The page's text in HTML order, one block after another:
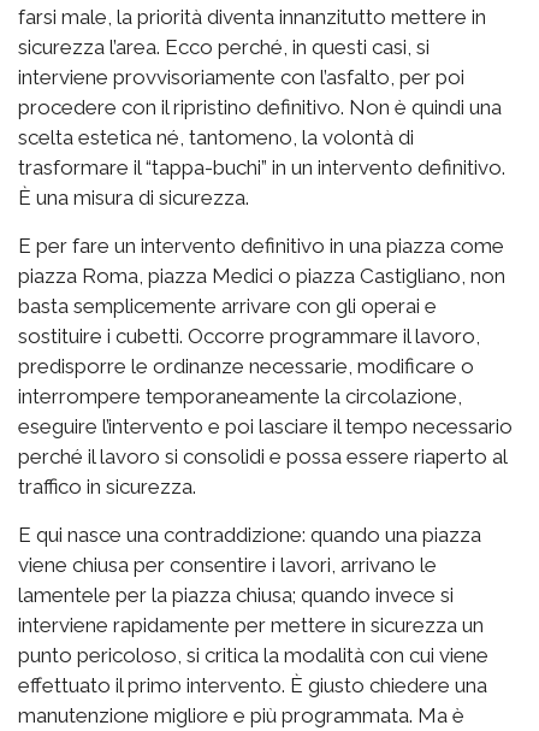
farsi male, la priorità diventa innanzitutto mettere in
sicurezza l’area. Ecco perché, in questi casi, si
interviene provvisoriamente con l’asfalto, per poi
procedere con il ripristino definitivo. Non è quindi una
scelta estetica né, tantomeno, la volontà di
trasformare il “tappa-buchi” in un intervento definitivo.
È una misura di sicurezza.
E per fare un intervento definitivo in una piazza come
piazza Roma, piazza Medici o piazza Castigliano, non
basta semplicemente arrivare con gli operai e
sostituire i cubetti. Occorre programmare il lavoro,
predisporre le ordinanze necessarie, modificare o
interrompere temporaneamente la circolazione,
eseguire l’intervento e poi lasciare il tempo necessario
perché il lavoro si consolidi e possa essere riaperto al
traffico in sicurezza.
E qui nasce una contraddizione: quando una piazza
viene chiusa per consentire i lavori, arrivano le
lamentele per la piazza chiusa; quando invece si
interviene rapidamente per mettere in sicurezza un
punto pericoloso, si critica la modalità con cui viene
effettuato il primo intervento. È giusto chiedere una
manutenzione migliore e più programmata. Ma è